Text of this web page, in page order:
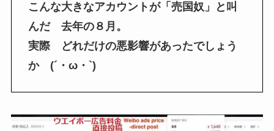
こんな大きなアカウントが「売国奴」と叫
んだ 去年の８月。
実際 どれだけの悪影響があったでしょう
か (´・ω・`)